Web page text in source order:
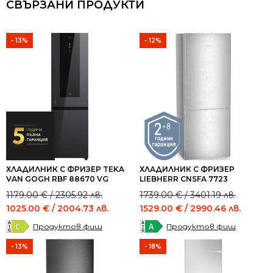
СВЪРЗАНИ ПРОДУКТИ
- 13%
ХЛАДИЛНИК С ФРИЗЕР TEKA
VAN GOGH RBF 88670 VG
1179.00€/ 2305.92 лв.
Original
price
was:
1179.00 €
1025.00 € / 2004.73 лв.
Current
price
is:
1025.00 €
Продуктов фиш
- 12%
ХЛАДИЛНИК С ФРИЗЕР
LIEBHERR CNSFA 7723
1739.00€/ 3401.19 лв.
Original
price
was:
1739.00 €
1529.00 € / 2990.46 лв.
Current
price
is:
1529.00 €
Продуктов фиш
- 13% - 18%